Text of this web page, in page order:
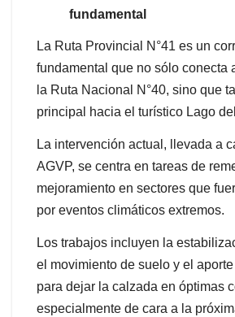
fundamental
La Ruta Provincial N°41 es un
fundamental que no sólo conecta
la Ruta Nacional N°40, sino que
principal hacia el turístico Lago
La intervención actual, llevada a
AGVP, se centra en tareas de
mejoramiento en sectores que
por eventos climáticos extremos.
Los trabajos incluyen la
el movimiento de suelo y el aporte
para dejar la calzada en óptimas
especialmente de cara a la